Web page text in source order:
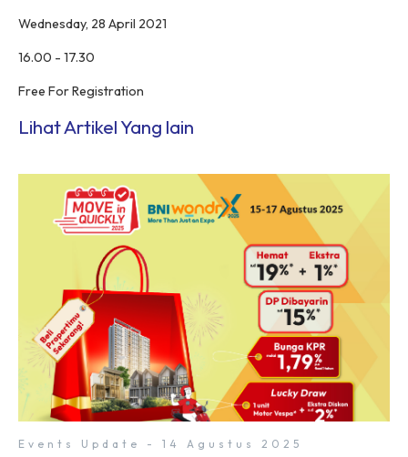
Wednesday, 28 April 2021
16.00 - 17.30
Free For Registration
Lihat Artikel Yang lain
Events Update - 14 Agustus 2025